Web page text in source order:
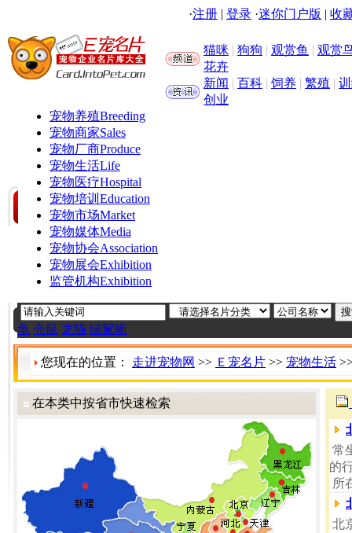
·注册 | 登录 ·迷你门户版 | 收
猫咪 | 狗狗 | 观赏鱼 | 观赏
花卉
新闻 | 百科 | 饲养 | 繁殖 |
创业
宠物养殖Breeding
宠物商家Sales
宠物厂商Produce
宠物生活Life
宠物医疗Hospital
宠物培训 Education
宠物市场Market
宠物媒体Media
宠物协会Association
宠物展会Exhibition
监管机构Exhibition
龟 仓鼠 龙猫 绿鬣蜥
您现在的位置： 走进宠物网 >> Ｅ宠名片 >> 宠物生活
在本类中按省市快速检索
常
的
所
北